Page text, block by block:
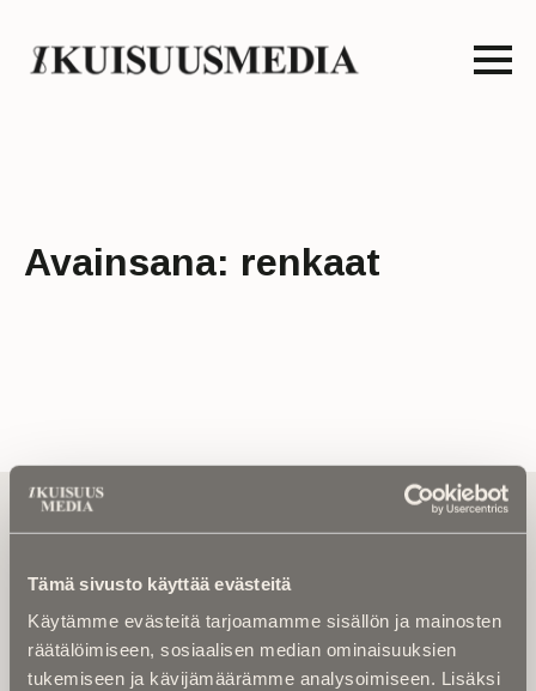
Tämä sivusto käyttää evästeitä
Käytämme evästeitä tarjoamamme sisällön ja mainosten
räätälöimiseen, sosiaalisen median ominaisuuksien
tukemiseen ja kävijämäärämme analysoimiseen. Lisäksi
Avainsana: renkaat
Tilaa uutiskirje - Pääset heti parhaiden
artikkelien pariin!
Kirjoita alle sähköpostiosoitteesi niin saat kaksi kertaa
etteivät kiinnostavat artikkelit jää huomaamatta.
Uutiskirje on maksuton eikä se velvoita mihinkään.